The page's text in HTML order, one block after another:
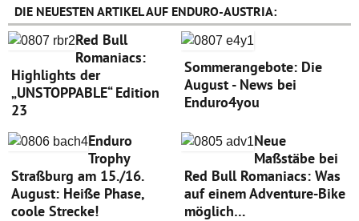
DIE NEUESTEN ARTIKEL AUF ENDURO-AUSTRIA:
Red Bull
Romaniacs:
Highlights der
„UNSTOPPABLE“ Edition
23
Sommerangebote: Die
August - News bei
Enduro4you
Enduro
Trophy
Straßburg am 15./16.
August: Heiße Phase,
coole Strecke!
Neue
Maßstäbe bei
Red Bull Romaniacs: Was
auf einem Adventure-Bike
möglich…